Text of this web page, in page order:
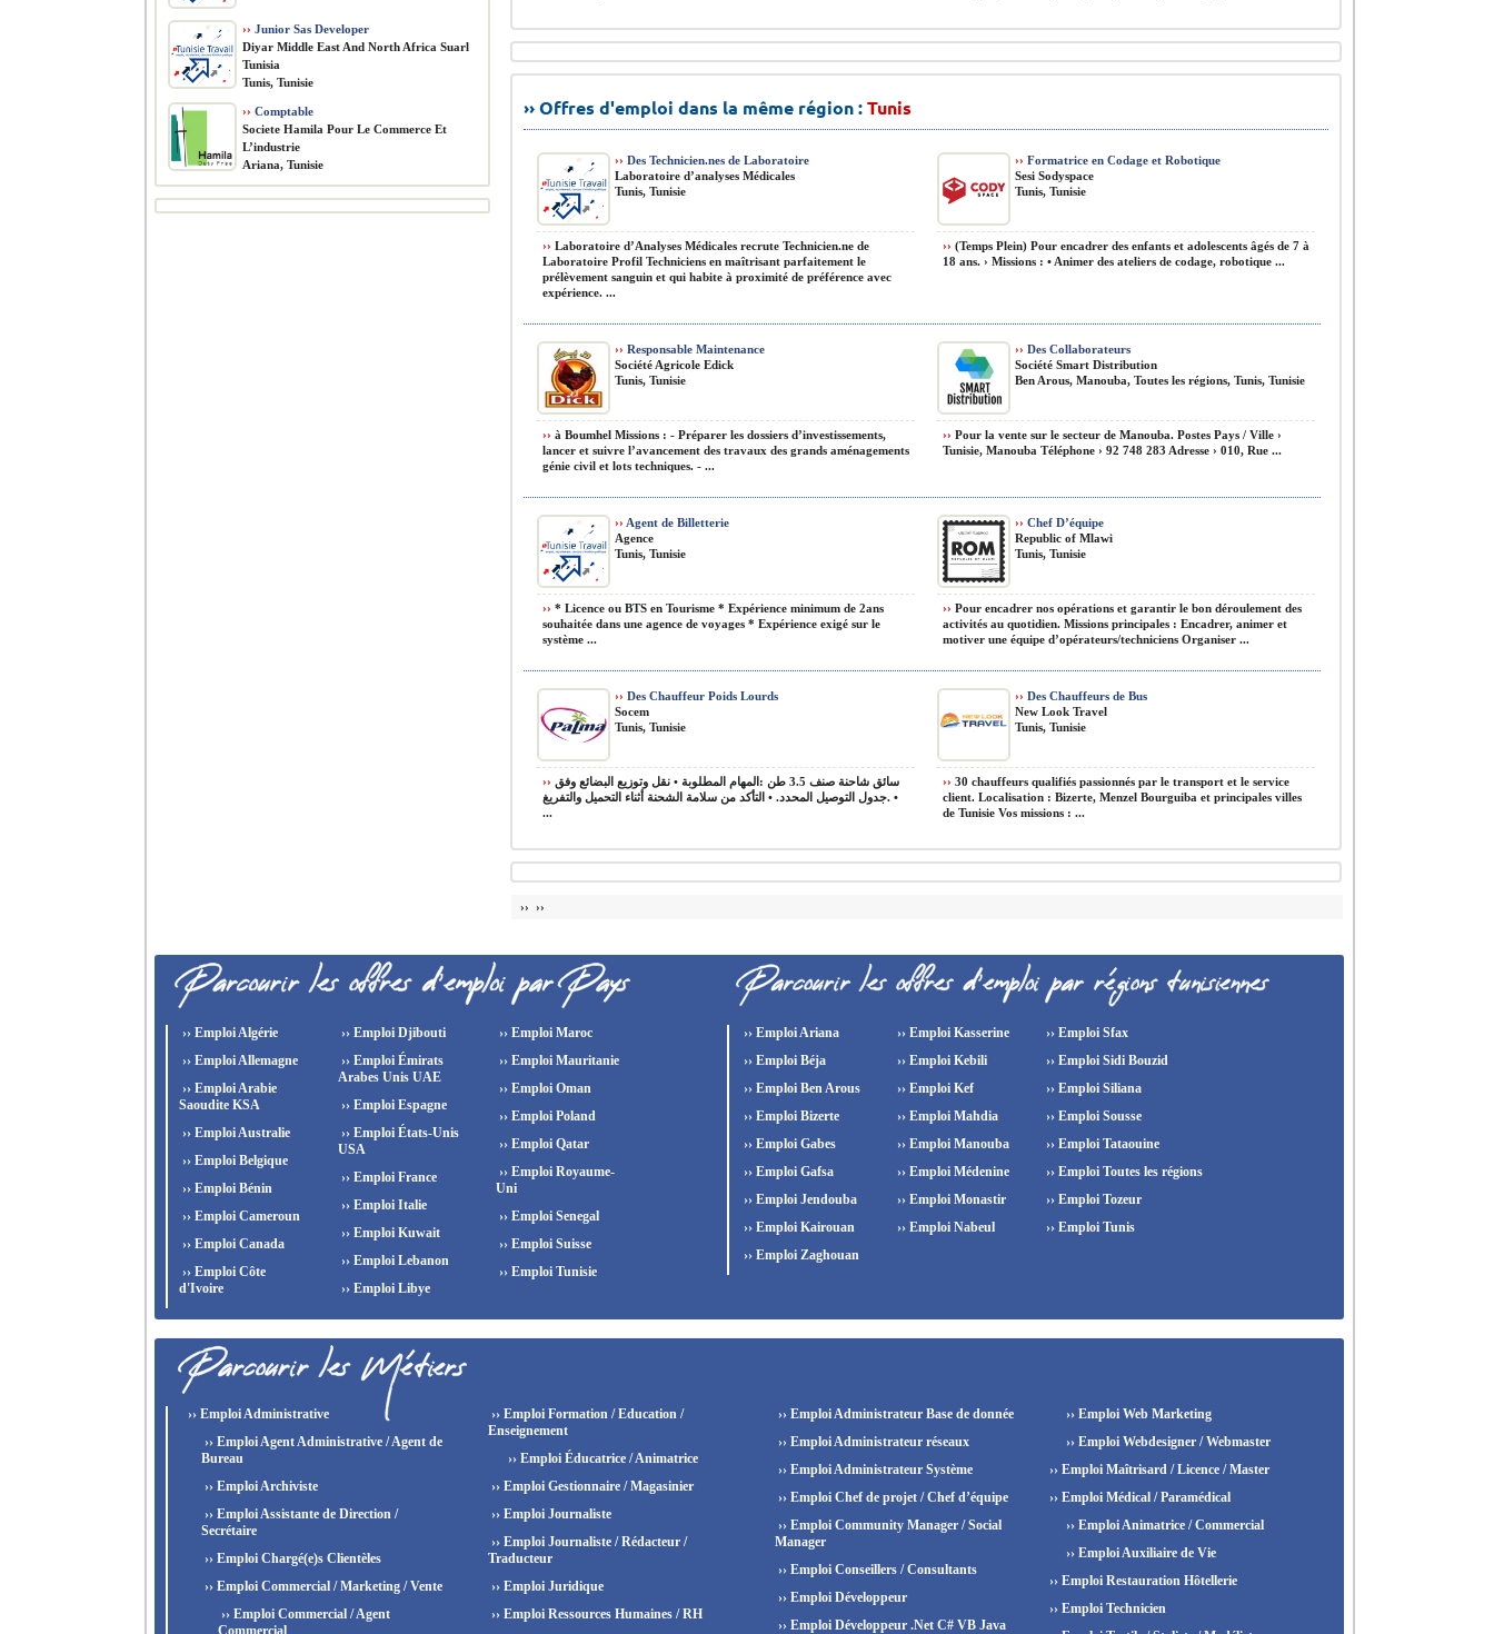
›› Offres d'emploi dans la même région :Tunis
›› Des Technicien.nes de Laboratoire
Laboratoire d’analyses Médicales
Tunis, Tunisie
›› Laboratoire d’Analyses Médicales recrute Technicien.ne de
Laboratoire Profil Techniciens en maîtrisant parfaitement le
prélèvement sanguin et qui habite à proximité de préférence avec
expérience. ...
›› Formatrice en Codage et Robotique
Sesi Sodyspace
Tunis, Tunisie
›› (Temps Plein) Pour encadrer des enfants et adolescents âgés de 7 à
18 ans. › Missions : • Animer des ateliers de codage, robotique ...
›› Responsable Maintenance
Société Agricole Edick
Tunis, Tunisie
›› à Boumhel Missions : - Préparer les dossiers d’investissements,
lancer et suivre l’avancement des travaux des grands aménagements
génie civil et lots techniques. - ...
›› Des Collaborateurs
Société Smart Distribution
Ben Arous, Manouba, Toutes les régions, Tunis, Tunisie
›› Pour la vente sur le secteur de Manouba. Postes Pays / Ville ›
Tunisie, Manouba Téléphone › 92 748 283 Adresse › 010, Rue ...
›› Agent de Billetterie
Agence
Tunis, Tunisie
›› * Licence ou BTS en Tourisme * Expérience minimum de 2ans
souhaitée dans une agence de voyages * Expérience exigé sur le
système ...
›› Chef D’équipe
Republic of Mlawi
Tunis, Tunisie
›› Pour encadrer nos opérations et garantir le bon déroulement des
activités au quotidien. Missions principales : Encadrer, animer et
motiver une équipe d’opérateurs/techniciens Organiser ...
›› Des Chauffeur Poids Lourds
Socem
Tunis, Tunisie
››
جدول التوصيل المحدد. • التأكد من سلامة الشحنة أثناء التحميل والتفريغ. •
...
›› Des Chauffeurs de Bus
New Look Travel
Tunis, Tunisie
›› 30 chauffeurs qualifiés passionnés par le transport et le service
client. Localisation : Bizerte, Menzel Bourguiba et principales villes
de Tunisie Vos missions : ...
›› ››
›› Junior Sas Developer
Diyar Middle East And North Africa Suarl
Tunisia
Tunis, Tunisie
›› Comptable
Societe Hamila Pour Le Commerce Et
L’industrie
Ariana, Tunisie
›› Emploi Algérie
›› Emploi Allemagne
›› Emploi Arabie
Saoudite KSA
›› Emploi Australie
›› Emploi Belgique
›› Emploi Bénin
›› Emploi Cameroun
›› Emploi Canada
›› Emploi Côte
d'Ivoire
›› Emploi Djibouti
›› Emploi Émirats
Arabes Unis UAE
›› Emploi Espagne
›› Emploi États-Unis
USA
›› Emploi France
›› Emploi Italie
›› Emploi Kuwait
›› Emploi Lebanon
›› Emploi Libye
›› Emploi Maroc
›› Emploi Mauritanie
›› Emploi Oman
›› Emploi Poland
›› Emploi Qatar
›› Emploi Royaume-
Uni
›› Emploi Senegal
›› Emploi Suisse
›› Emploi Tunisie
›› Emploi Ariana
›› Emploi Béja
›› Emploi Ben Arous
›› Emploi Bizerte
›› Emploi Gabes
›› Emploi Gafsa
›› Emploi Jendouba
›› Emploi Kairouan
›› Emploi Kasserine
›› Emploi Kebili
›› Emploi Kef
›› Emploi Mahdia
›› Emploi Manouba
›› Emploi Médenine
›› Emploi Monastir
›› Emploi Nabeul
›› Emploi Sfax
›› Emploi Sidi Bouzid
›› Emploi Siliana
›› Emploi Sousse
›› Emploi Tataouine
›› Emploi Toutes les régions
›› Emploi Tozeur
›› Emploi Tunis
›› Emploi Zaghouan
›› Emploi Administrative
›› Emploi Agent Administrative / Agent de
Bureau
›› Emploi Archiviste
›› Emploi Assistante de Direction /
Secrétaire
›› Emploi Chargé(e)s Clientèles
›› Emploi Commercial / Marketing / Vente
›› Emploi Commercial / Agent
Commercial
›› Emploi Formation / Education /
Enseignement
›› Emploi Éducatrice / Animatrice
›› Emploi Gestionnaire / Magasinier
›› Emploi Journaliste
›› Emploi Journaliste / Rédacteur /
Traducteur
›› Emploi Juridique
›› Emploi Ressources Humaines / RH
›› Emploi Administrateur Base de donnée
›› Emploi Administrateur réseaux
›› Emploi Administrateur Système
›› Emploi Chef de projet / Chef d’équipe
›› Emploi Community Manager / Social
Manager
›› Emploi Conseillers / Consultants
›› Emploi Développeur
›› Emploi Développeur .Net C# VB Java
›› Emploi Web Marketing
›› Emploi Webdesigner / Webmaster
›› Emploi Maîtrisard / Licence / Master
›› Emploi Médical / Paramédical
›› Emploi Animatrice / Commercial
›› Emploi Auxiliaire de Vie
›› Emploi Restauration Hôtellerie
›› Emploi Technicien